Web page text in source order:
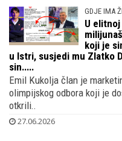
GDJE IMA
U
koji je
u Istri, susjedi mu Zlatko
sin.....
Emil Kukolja član je
olimpijskog odbora koji je
otkrili..
27.06.2026